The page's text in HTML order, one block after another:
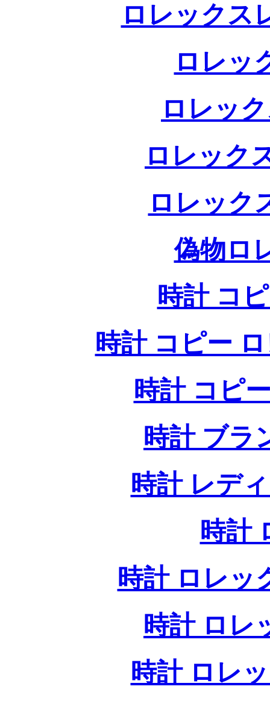
ロレックス
ロレッ
ロレッ
ロレック
ロレック
偽物ロ
時計 コ
時計 コピー
時計 コピ
時計 ブラ
時計 レデ
時計
時計 ロレッ
時計 ロレ
時計 ロレ